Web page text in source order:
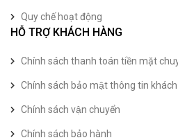
Quy chế hoạt động
HỖ TRỢ KHÁCH HÀNG
Chính sách thanh toán tiền mặt
Chính sách bảo mật thông tin
Chính sách vận chuyển
Chính sách bảo hành